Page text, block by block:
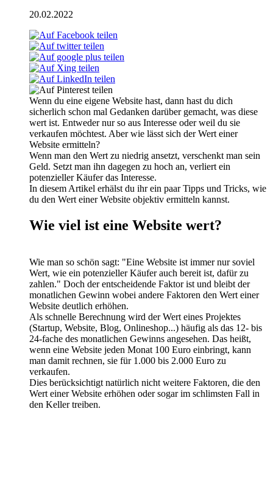
20.02.2022
Wenn du eine eigene Website hast, dann hast du dich
sicherlich schon mal Gedanken darüber gemacht, was diese
wert ist. Entweder nur so aus Interesse oder weil du sie
verkaufen möchtest. Aber wie lässt sich der Wert einer
Website ermitteln?
Wenn man den Wert zu niedrig ansetzt, verschenkt man sein
Geld. Setzt man ihn dagegen zu hoch an, verliert ein
potenzieller Käufer das Interesse.
In diesem Artikel erhälst du ihr ein paar Tipps und Tricks, wie
du den Wert einer Website objektiv ermitteln kannst.
Wie viel ist eine Website wert?
Wie man so schön sagt: "Eine Website ist immer nur soviel
Wert, wie ein potenzieller Käufer auch bereit ist, dafür zu
zahlen." Doch der entscheidende Faktor ist und bleibt der
monatlichen Gewinn wobei andere Faktoren den Wert einer
Website deutlich erhöhen.
Als schnelle Berechnung wird der Wert eines Projektes
(Startup, Website, Blog, Onlineshop...) häufig als das 12- bis
24-fache des monatlichen Gewinns angesehen. Das heißt,
wenn eine Website jeden Monat 100 Euro einbringt, kann
man damit rechnen, sie für 1.000 bis 2.000 Euro zu
verkaufen.
Dies berücksichtigt natürlich nicht weitere Faktoren, die den
Wert einer Website erhöhen oder sogar im schlimsten Fall in
den Keller treiben.